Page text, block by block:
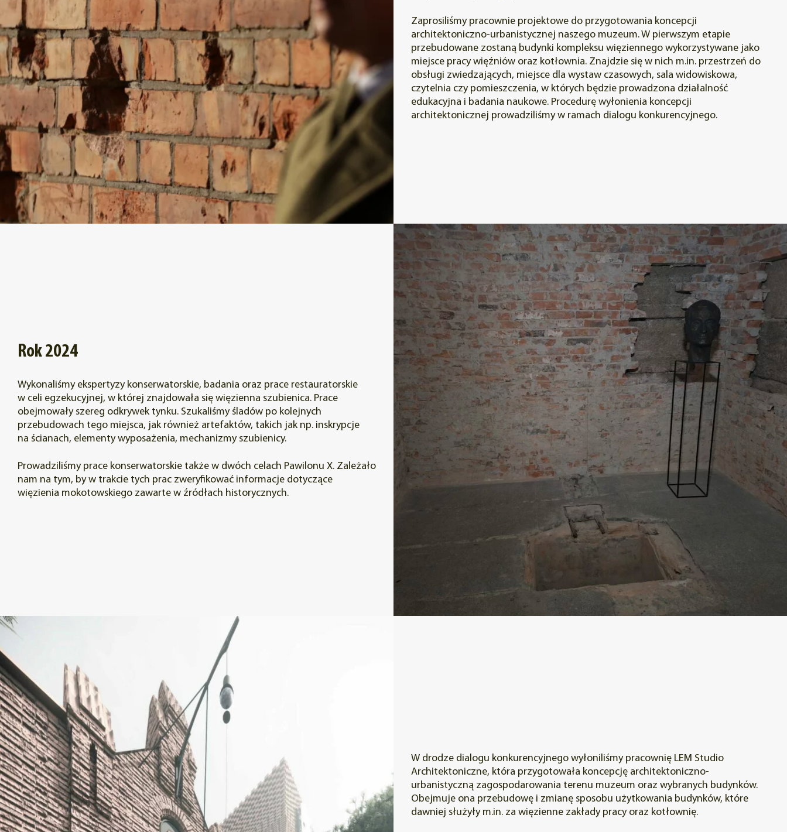
Zaprosiliśmy pracownie projektowe do przygotowania koncepcji
architektoniczno-urbanistycznej naszego muzeum. W pierwszym etapie
przebudowane zostaną budynki kompleksu więziennego wykorzystywane jako
miejsce pracy więźniów oraz kotłownia. Znajdzie się w nich m.in. przestrzeń do
obsługi zwiedzających, miejsce dla wystaw czasowych, sala widowiskowa,
czytelnia czy pomieszczenia, w których będzie prowadzona działalność
edukacyjna i badania naukowe. Procedurę wyłonienia koncepcji
architektonicznej prowadziliśmy w ramach dialogu konkurencyjnego.
Rok 2024
Wykonaliśmy ekspertyzy konserwatorskie, badania oraz prace restauratorskie
w celi egzekucyjnej, w której znajdowała się więzienna szubienica. Prace
obejmowały szereg odkrywek tynku. Szukaliśmy śladów po kolejnych
przebudowach tego miejsca, jak również artefaktów, takich jak np. inskrypcje
na ścianach, elementy wyposażenia, mechanizmy szubienicy.
Prowadziliśmy prace konserwatorskie także w dwóch celach Pawilonu X. Zależało
nam na tym, by w trakcie tych prac zweryfikować informacje dotyczące
więzienia mokotowskiego zawarte w źródłach historycznych.
W drodze dialogu konkurencyjnego wyłoniliśmy pracownię LEM Studio
Architektoniczne, która przygotowała koncepcję architektoniczno-
urbanistyczną zagospodarowania terenu muzeum oraz wybranych budynków.
Obejmuje ona przebudowę i zmianę sposobu użytkowania budynków, które
dawniej służyły m.in. za więzienne zakłady pracy oraz kotłownię.